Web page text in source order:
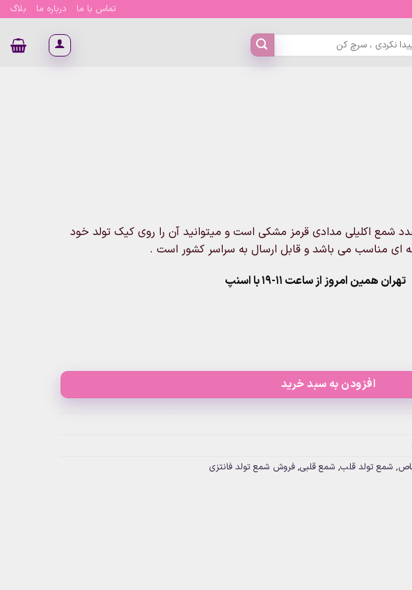
تماس با ما درباره ما بلاگ
محصول شامل 3عدد شمع قلب و 2عدد شمع اکلیلی مدادی قرمز مشکی است و میتوانید آن را روی کیک تولد خود
ای مناسب می باشد و قابل ارسال به سراسر کشور است .
تهران همین امروز از ساعت ۱۱-۱۹ با اسنپ
افزودن به سبد خرید
, شمع تولد قلب, شمع قلبی, فروش شمع تولد فانتزی